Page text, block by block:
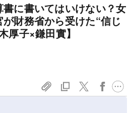
書に書いてはいけない？女
財務省から受けた“信じ
厚子×鎌田實】